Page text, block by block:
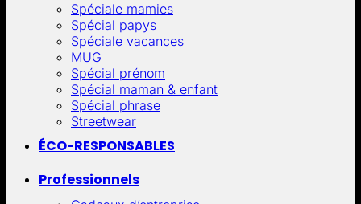
Spéciale mamies
Spécial papys
Spéciale vacances
MUG
Spécial prénom
Spécial maman & enfant
Spécial phrase
Streetwear
ÉCO-RESPONSABLES
Professionnels